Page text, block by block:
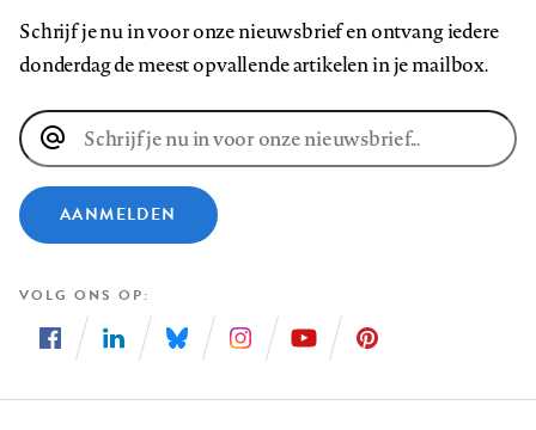
Schrijf je nu in voor onze nieuwsbrief en ontvang iedere
donderdag de meest opvallende artikelen in je mailbox.
E-
mailadres
AANMELDEN
VOLG ONS OP
ons
ons
ons
ons
ons
ons